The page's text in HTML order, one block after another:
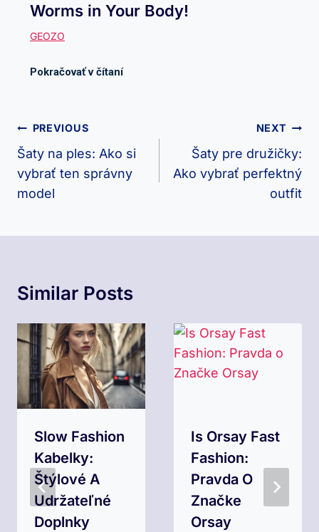
Worms in Your Body!
Navigácia
V
Článku
PREVIOUS
Šaty na ples: Ako si
vybrať ten správny
model
NEXT
Šaty pre družičky:
Ako vybrať perfektný
outfit
Similar Posts
Slow Fashion
Kabelky:
Štýlové A
Udržateľné
Doplnky
Is Orsay Fast
Fashion:
Pravda O
Značke
Orsay